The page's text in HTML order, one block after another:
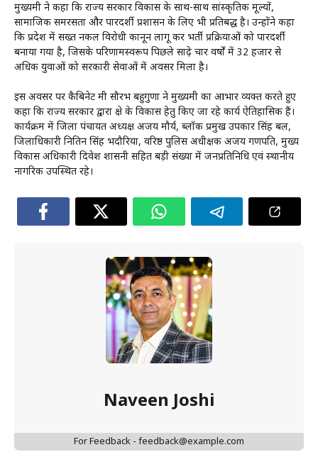
मुख्यमंत्री ने कहा कि राज्य सरकार विकास के साथ-साथ सांस्कृतिक मूल्यों,
सामाजिक समरसता और पारदर्शी प्रशासन के लिए भी प्रतिबद्ध है। उन्होंने कहा
कि प्रदेश में सख्त नकल विरोधी कानून लागू कर भर्ती प्रक्रियाओं को पारदर्शी
बनाया गया है, जिसके परिणामस्वरूप पिछले साढ़े चार वर्षों में 32 हजार से
अधिक युवाओं को सरकारी सेवाओं में अवसर मिला है।
इस अवसर पर कैबिनेट मंत्री सौरभ बहुगुणा ने मुख्यमंत्री का आभार व्यक्त करते हुए
कहा कि राज्य सरकार द्वारा क्षेत्र के विकास हेतु किए जा रहे कार्य ऐतिहासिक हैं।
कार्यक्रम में जिला पंचायत अध्यक्ष अजय मौर्य, ब्लॉक प्रमुख उपकार सिंह बल,
जिलाधिकारी नितिन सिंह भदौरिया, वरिष्ठ पुलिस अधीक्षक अजय गणपति, मुख्य
विकास अधिकारी दिवेश शासनी सहित बड़ी संख्या में जनप्रतिनिधि एवं स्थानीय
नागरिक उपस्थित रहे।
Naveen Joshi
For Feedback - feedback@example.com